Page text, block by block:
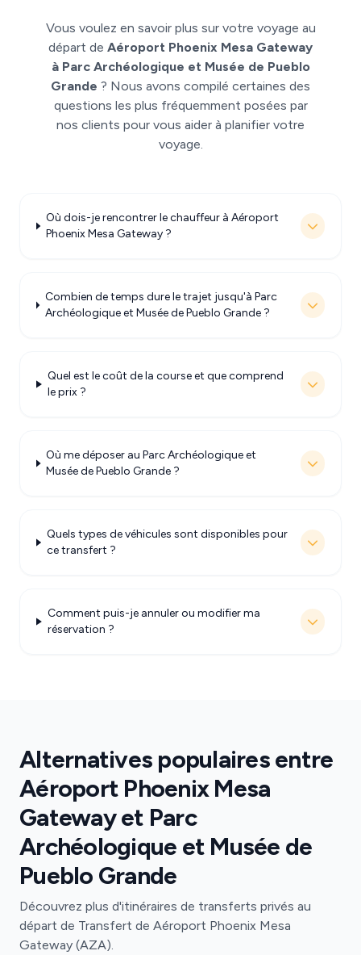
Vous voulez en savoir plus sur votre voyage au
départ de Aéroport Phoenix Mesa Gateway
à Parc Archéologique et Musée de Pueblo
Grande ? Nous avons compilé certaines des
questions les plus fréquemment posées par
nos clients pour vous aider à planifier votre
voyage.
Où dois-je rencontrer le chauffeur à Aéroport
Phoenix Mesa Gateway ?
Combien de temps dure le trajet jusqu'à Parc
Archéologique et Musée de Pueblo Grande ?
Quel est le coût de la course et que comprend
le prix ?
Où me déposer au Parc Archéologique et
Musée de Pueblo Grande ?
Quels types de véhicules sont disponibles pour
ce transfert ?
Comment puis-je annuler ou modifier ma
réservation ?
Alternatives populaires entre
Aéroport Phoenix Mesa
Gateway et Parc
Archéologique et Musée de
Pueblo Grande
Découvrez plus d'itinéraires de transferts privés au
départ de Transfert de Aéroport Phoenix Mesa
Gateway (AZA).